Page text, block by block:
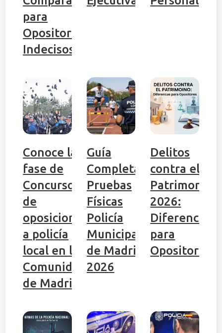
para
Opositores
Indecisos
Conoce la
fase de
Concurso
de
oposiciones
a policía
local en la
Comunidad
de Madrid
Guía
Completa:
Pruebas
Físicas
Policía
Municipal
de Madrid
2026
Delitos
contra el
Patrimonio
2026:
Diferencias
para
Opositores